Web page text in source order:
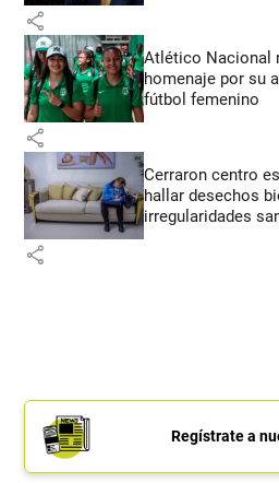
share
Atlético Nacional
homenaje por su
fútbol femenino
share
Cerraron centro
hallar desechos
irregularidades
share
Regístrate a